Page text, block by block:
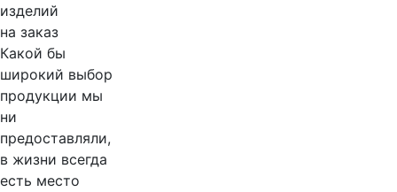
изделий
на заказ
Какой бы
широкий выбор
продукции мы
ни
предоставляли,
в жизни всегда
есть место